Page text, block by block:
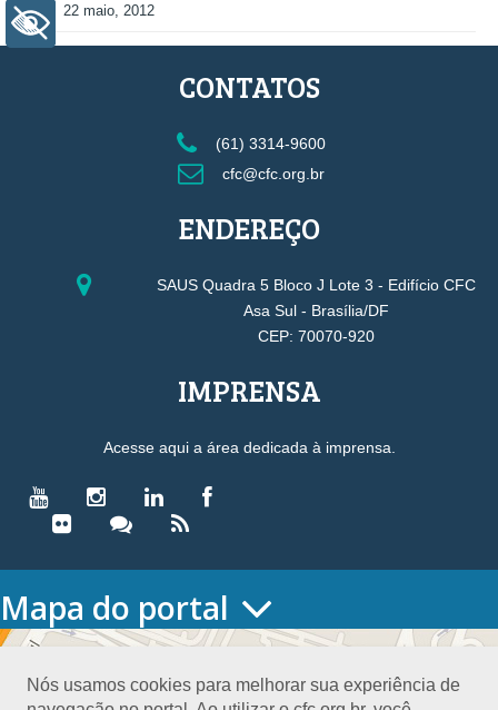
22 maio, 2012
Nós usamos cookies para melhorar sua experiência de
CONTATOS
(61) 3314-9600
cfc@cfc.org.br
ENDEREÇO
SAUS Quadra 5 Bloco J Lote 3 - Edifício CFC
Asa Sul - Brasília/DF
CEP: 70070-920
IMPRENSA
Acesse aqui a área dedicada à imprensa.
Mapa do portal
HOME
Conselho Diretor
+ Acessibilidade